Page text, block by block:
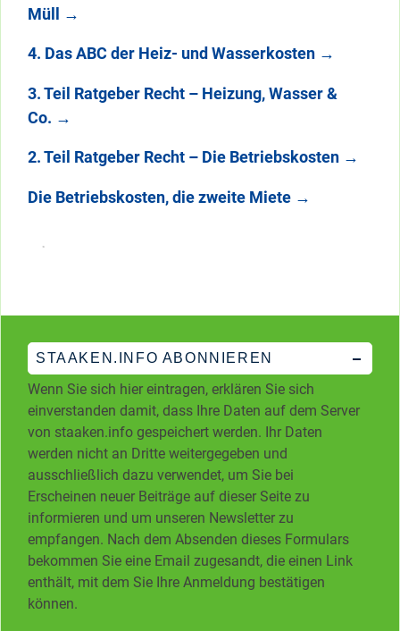
Müll →
4. Das ABC der Heiz- und Wasserkosten →
3. Teil Ratgeber Recht – Heizung, Wasser &
Co. →
2. Teil Ratgeber Recht – Die Betriebskosten →
Die Betriebskosten, die zweite Miete →
STAAKEN.INFO ABONNIEREN
Wenn Sie sich hier eintragen, erklären Sie sich
einverstanden damit, dass Ihre Daten auf dem Server
von staaken.info gespeichert werden. Ihr Daten
werden nicht an Dritte weitergegeben und
ausschließlich dazu verwendet, um Sie bei
Erscheinen neuer Beiträge auf dieser Seite zu
informieren und um unseren Newsletter zu
empfangen. Nach dem Absenden dieses Formulars
bekommen Sie eine Email zugesandt, die einen Link
enthält, mit dem Sie Ihre Anmeldung bestätigen
können.